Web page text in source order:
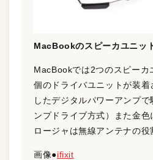
MacBookのスピーカユニッ
MacBookでは2つのスピーカ
個のドライバユニットが装
したデジタルパワーアンプ
ンプドライブ方式）また金
ロージャは無線アンテナの役
画像●ifixit